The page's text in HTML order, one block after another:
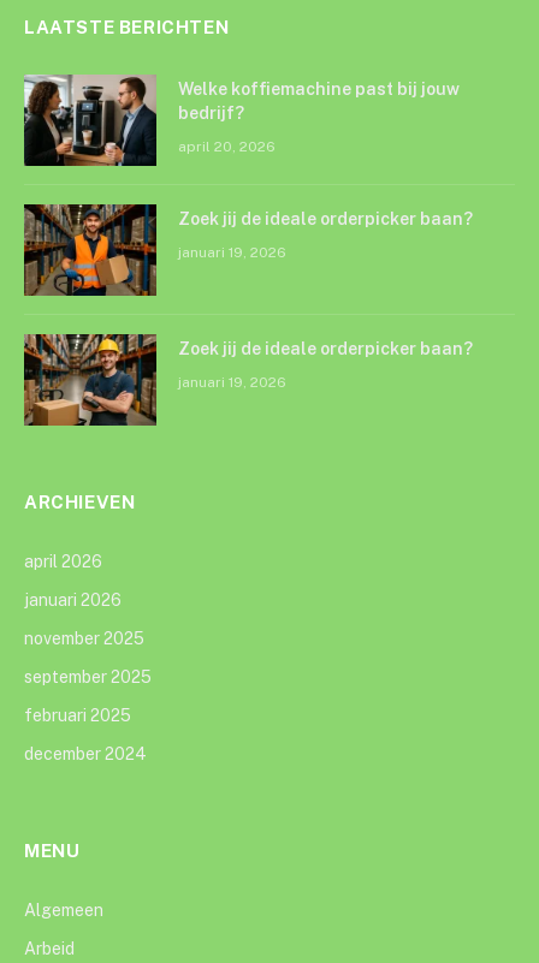
LAATSTE BERICHTEN
Welke koffiemachine past bij jouw
bedrijf?
april 20, 2026
Zoek jij de ideale orderpicker baan?
januari 19, 2026
Zoek jij de ideale orderpicker baan?
januari 19, 2026
ARCHIEVEN
april 2026
januari 2026
november 2025
september 2025
februari 2025
december 2024
MENU
Algemeen
Arbeid